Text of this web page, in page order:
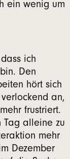
ein wenig um
ich
Den
hört sich
an,
frustriert.
Tag alleine zu
mehr
Dezember